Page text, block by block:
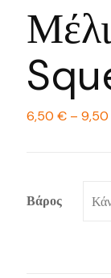
6,50 € – 9,50
Βάρος